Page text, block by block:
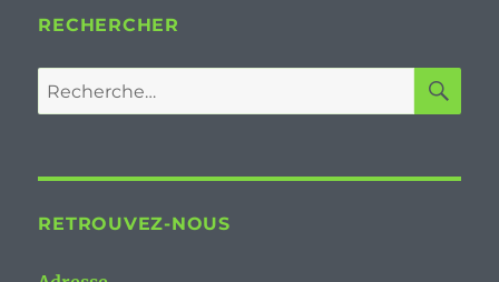
RECHERCHER
Recherche
pour :
RETROUVEZ-NOUS